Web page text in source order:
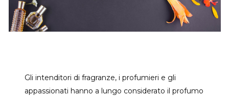
Gli intenditori di fragranze, i profumieri e gli
appassionati hanno a lungo considerato il profumo